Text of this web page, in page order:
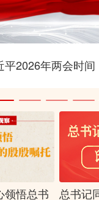
平2026年两会时间
领悟总书
总书记